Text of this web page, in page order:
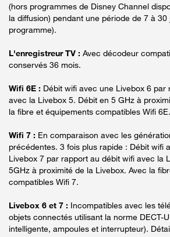
(hors programmes de Disney Channel
la diffusion) pendant une période de 7 à 30
programme).
L'enregistreur TV : Avec décodeur
conservés 36 mois.
Wifi 6E : Débit wifi avec une Livebox 6 par
avec la Livebox 5. Débit en 5 GHz à
la fibre et équipements compatibles Wifi
Wifi 7 : En comparaison avec les
précédentes. 3 fois plus rapide : Débit wifi
Livebox 7 par rapport au débit wifi avec la
5GHz à proximité de la Livebox. Avec la
compatibles Wifi 7.
Livebox 6 et 7 : Incompatibles avec les
objets connectés utilisant la norme DECT-
intelligente, ampoules et interrupteur).